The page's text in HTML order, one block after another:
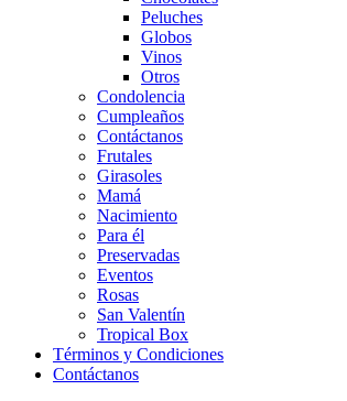
Peluches
Globos
Vinos
Otros
Condolencia
Cumpleaños
Contáctanos
Frutales
Girasoles
Mamá
Nacimiento
Para él
Preservadas
Eventos
Rosas
San Valentín
Tropical Box
Términos y Condiciones
Contáctanos